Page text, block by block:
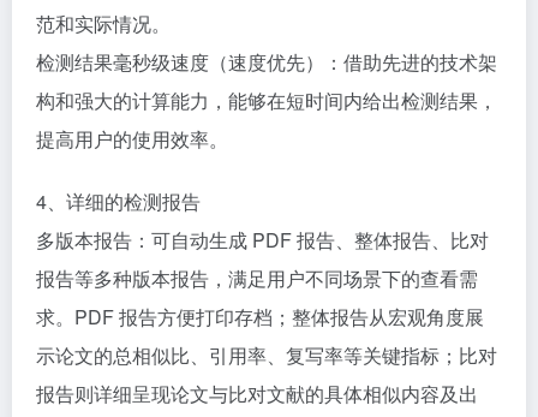
范和实际情况。​
检测结果毫秒级速度（速度优先）：借助先进的技术架
构和强大的计算能力，能够在短时间内给出检测结果，
提高用户的使用效率。​
4、详细的检测报告​
多版本报告：可自动生成 PDF 报告、整体报告、比对
报告等多种版本报告，满足用户不同场景下的查看需
求。PDF 报告方便打印存档；整体报告从宏观角度展
示论文的总相似比、引用率、复写率等关键指标；比对
报告则详细呈现论文与比对文献的具体相似内容及出